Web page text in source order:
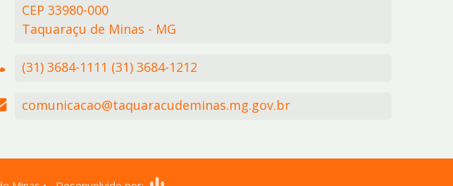
CEP 33980-000
Taquaraçu de Minas - MG
(31) 3684-1111 (31) 3684-1212
comunicacao@taquaracudeminas.mg.gov.br